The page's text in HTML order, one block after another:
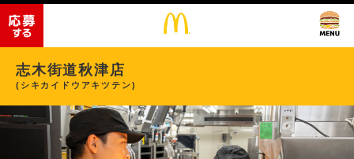
志木街道秋津店
(シキカイドウアキツテン)